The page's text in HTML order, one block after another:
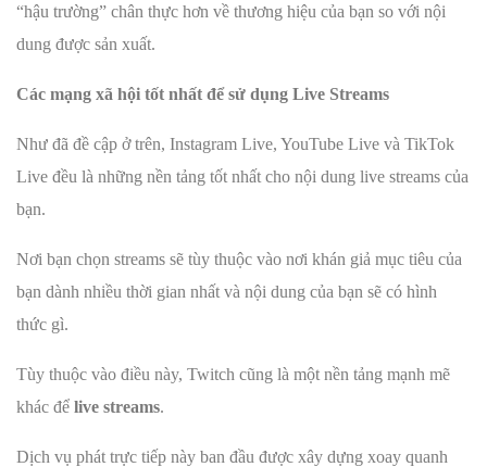
“hậu trường” chân thực hơn về thương hiệu của bạn so với nội
dung được sản xuất.
Các mạng xã hội tốt nhất để sử dụng Live Streams
Như đã đề cập ở trên, Instagram Live, YouTube Live và TikTok
Live đều là những nền tảng tốt nhất cho nội dung live streams của
bạn.
Nơi bạn chọn streams sẽ tùy thuộc vào nơi khán giả mục tiêu của
bạn dành nhiều thời gian nhất và nội dung của bạn sẽ có hình
thức gì.
Tùy thuộc vào điều này, Twitch cũng là một nền tảng mạnh mẽ
khác để live streams.
Dịch vụ phát trực tiếp này ban đầu được xây dựng xoay quanh